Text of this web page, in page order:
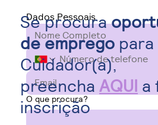
Dados Pessoais
O que procura?
Se procura
de emprego para
Cuidador(a),
preenchaAQUI a
inscrição